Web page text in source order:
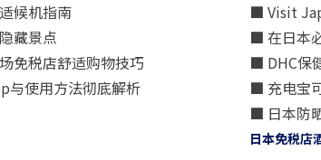
候机指南
藏景点
免税店舒适购物技巧
与使用方法彻底解析
■ Visit
■ 在日本
■ DHC保
■ 充电宝
■ 日本防
日本免税店